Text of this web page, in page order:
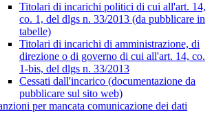
Titolari di incarichi politici di cui all'art. 14,
co. 1, del dlgs n. 33/2013 (da pubblicare in
tabelle)
Titolari di incarichi di amministrazione, di
direzione o di governo di cui all'art. 14, co.
1-bis, del dlgs n. 33/2013
Cessati dall'incarico (documentazione da
pubblicare sul sito web)
per mancata comunicazione dei dati